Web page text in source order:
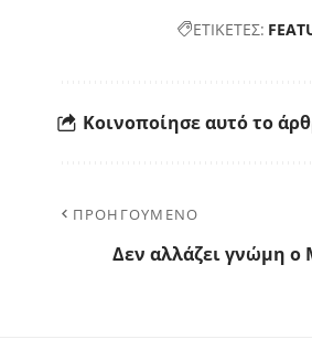
ΕΤΙΚΕΤΕΣ:
Κοινοποίησε αυτό το
ΠΡΟΗΓΟΥΜΕΝΟ
Δεν αλλάζει γνώμη ο